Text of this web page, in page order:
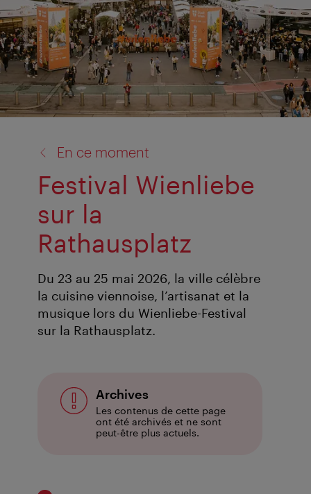
En ce moment
Festival Wienliebe
sur la
Rathausplatz
Du 23 au 25 mai 2026, la ville célèbre
la cuisine viennoise, l’artisanat et la
musique lors du Wienliebe-Festival
sur la Rathausplatz.
Archives
Les contenus de cette page
ont été archivés et ne sont
peut-être plus actuels.